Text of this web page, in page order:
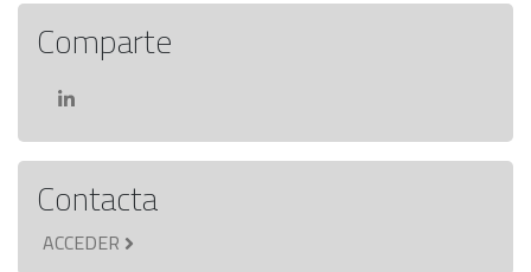
entradas
Comparte
Contacta
ACCEDER